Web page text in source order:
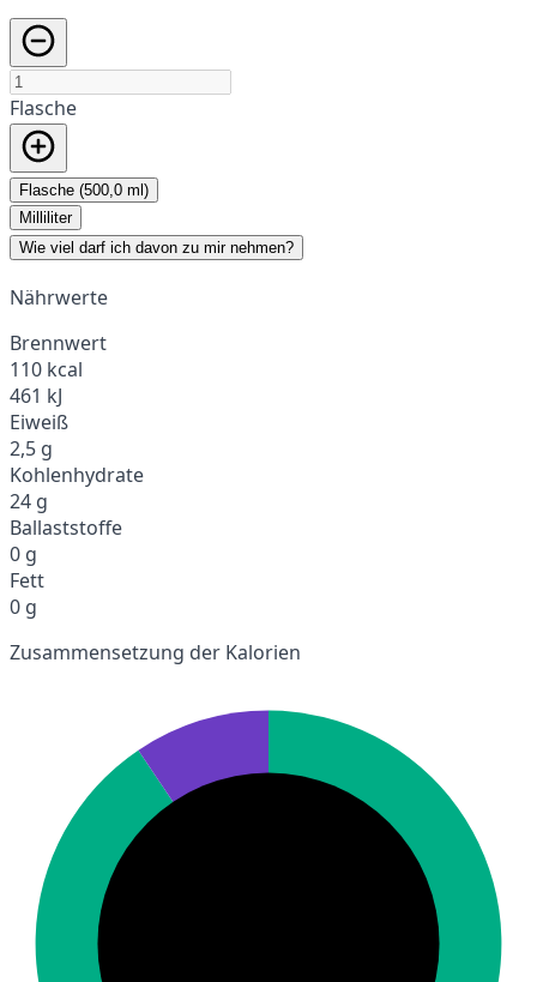
Flasche
Flasche (500,0 ml)
Milliliter
Wie viel darf ich davon zu mir nehmen?
Nährwerte
Brennwert
110 kcal
461 kJ
Eiweiß
2,5 g
Kohlenhydrate
24 g
Ballaststoffe
0 g
Fett
0 g
Zusammensetzung der Kalorien